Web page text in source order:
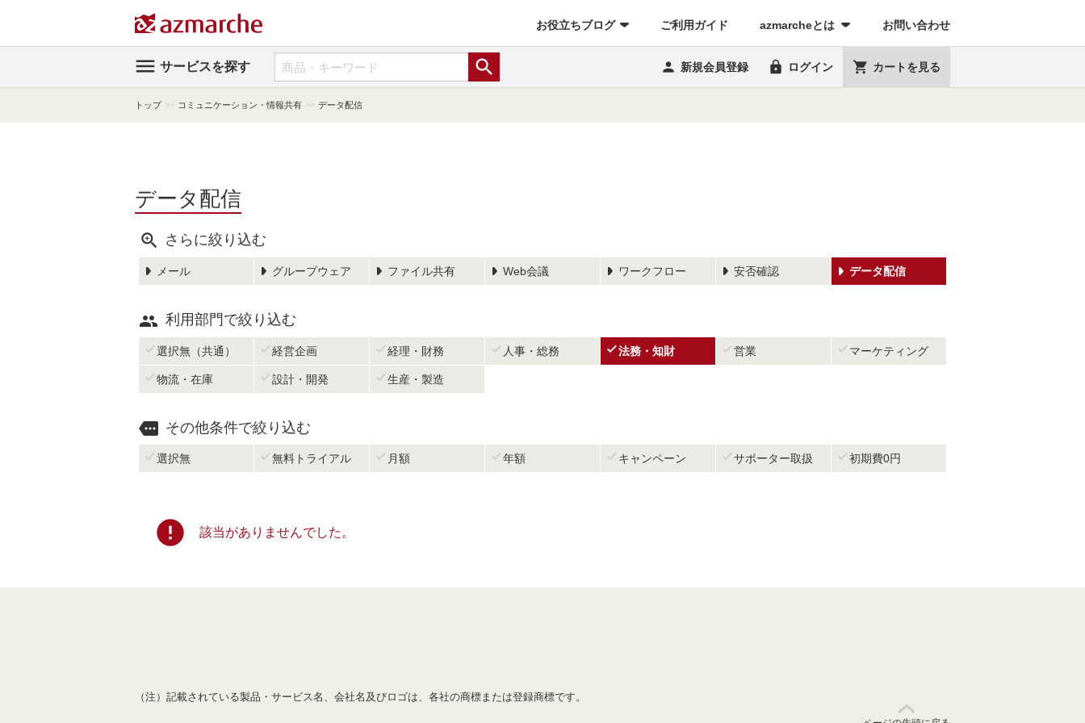
お役立ちブログ ご利用ガイド (current)azmarcheとは お問い合わせ
 サービスを探す   新規会員登録  ログイン  カートを見る
トップ >> コミュニケーション・情報共有 >> データ配信
データ配信
 さらに絞り込む
メール グループウェア ファイル共有 Web会議 ワークフロー 安否確認 データ配信
 利用部門で絞り込む
 選択無（共通）  経営企画  経理・財務  人事・総務 法務・知財  営業  マーケティング
 物流・在庫  設計・開発  生産・製造
 その他条件で絞り込む
 選択無  無料トライアル  月額  年額  キャンペーン  サポーター取扱  初期費0円
error 該当がありませんでした。
（注）記載されている製品・サービス名、会社名及びロゴは、各社の商標または登録商標です。